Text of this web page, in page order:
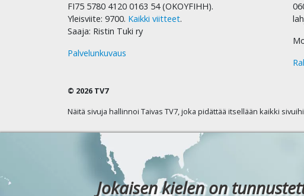
FI75 5780 4120 0163 54 (OKOYFIHH).
Yleisviite: 9700. Kaikki viitteet.
Saaja: Ristin Tuki ry
Palvelunkuvaus
© 2026 TV7
Näitä sivuja hallinnoi Taivas TV7, joka pidättää itsellään kaikki
Jokaisen kielen on